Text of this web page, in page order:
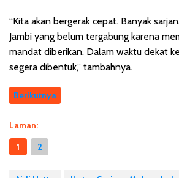
“Kita akan bergerak cepat. Banyak
Jambi yang belum tergabung karena
mandat diberikan. Dalam waktu dekat
segera dibentuk,” tambahnya.
Berikutnya
Laman:
1
2